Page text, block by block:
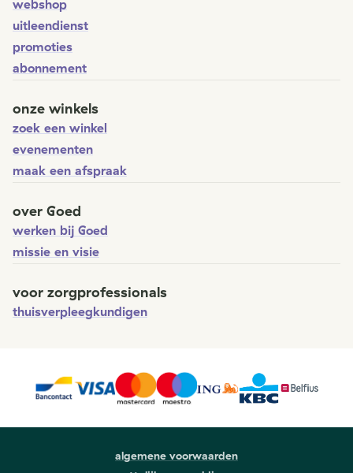
webshop
uitleendienst
promoties
abonnement
onze winkels
zoek een winkel
evenementen
maak een afspraak
over Goed
werken bij Goed
missie en visie
voor zorgprofessionals
thuisverpleegkundigen
algemene voorwaarden